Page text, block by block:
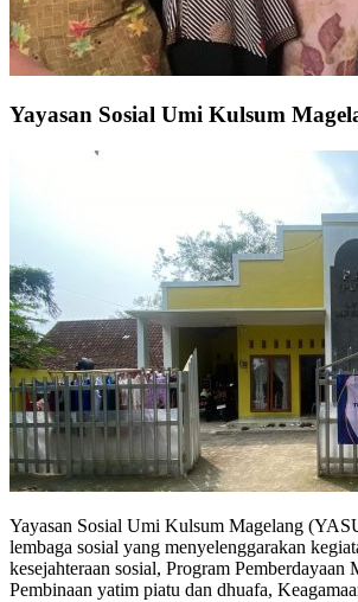
Yayasan Sosial Umi Kulsum
Yayasan Sosial Umi Kulsum Magelang
lembaga sosial yang menyelenggarakan
kesejahteraan sosial, Program Pemberdayaan
Pembinaan yatim piatu dan dhuafa,